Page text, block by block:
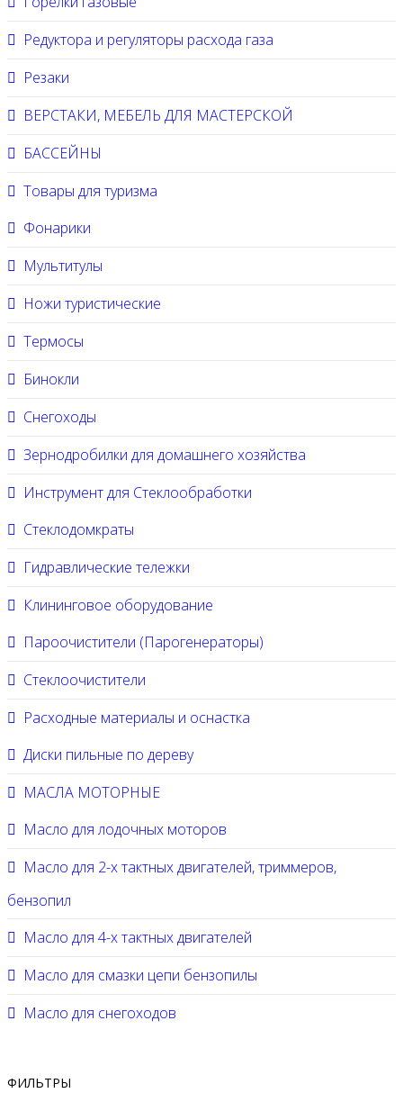
Редуктора и регуляторы расхода газа
Резаки
ВЕРСТАКИ, МЕБЕЛЬ ДЛЯ МАСТЕРСКОЙ
БАССЕЙНЫ
Товары для туризма
Фонарики
Мультитулы
Ножи туристические
Термосы
Бинокли
Снегоходы
Зернодробилки для домашнего хозяйства
Инструмент для Стеклообработки
Стеклодомкраты
Гидравлические тележки
Клининговое оборудование
Пароочистители (Парогенераторы)
Стеклоочистители
Расходные материалы и оснастка
Диски пильные по дереву
МАСЛА МОТОРНЫЕ
Масло для лодочных моторов
Масло для 2-х тактных двигателей, триммеров,
бензопил
Масло для 4-х тактных двигателей
Масло для смазки цепи бензопилы
Масло для снегоходов
ФИЛЬТРЫ